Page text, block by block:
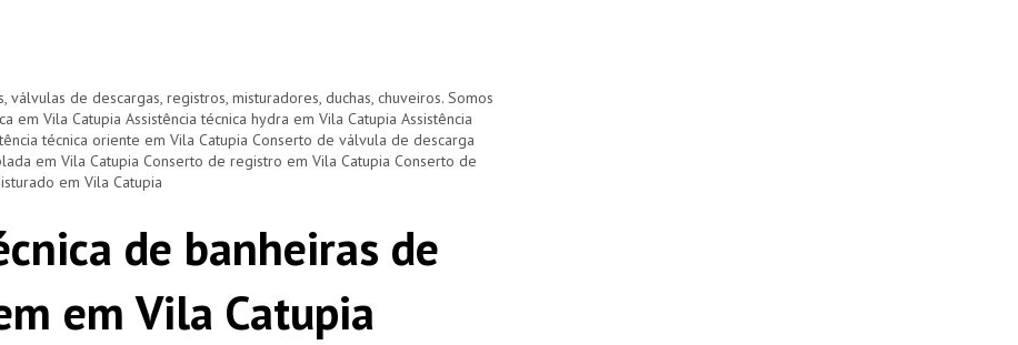
de descargas, registros, misturadores, duchas, chuveiros. Somos
em Vila Catupia Assistência técnica hydra em Vila Catupia Assistência
técnica oriente em Vila Catupia Conserto de válvula de descarga
em Vila Catupia Conserto de registro em Vila Catupia Conserto de
em Vila Catupia
de banheiras de
em Vila Catupia